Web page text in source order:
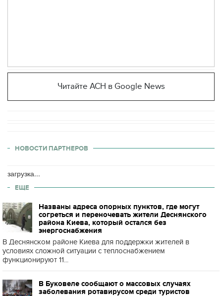
Читайте АСН в Google News
НОВОСТИ ПАРТНЕРОВ
загрузка...
ЕЩЕ
Названы адреса опорных пунктов, где могут
согреться и переночевать жители Деснянского
района Киева, который остался без
энергоснабжения
В Деснянском районе Киева для поддержки жителей в
условиях сложной ситуации с теплоснабжением
функционируют 11...
В Буковеле сообщают о массовых случаях
заболевания ротавирусом среди туристов